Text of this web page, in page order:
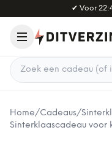
Naar hoofdinhoud
✔ Voor
Zoek een cadeau
Home/Cadeaus/
Sinterklaascadeau voor